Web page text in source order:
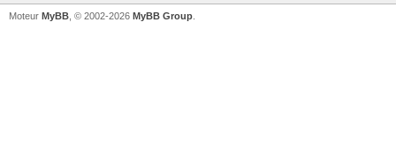
Moteur MyBB , © 2002-2026 MyBB Group